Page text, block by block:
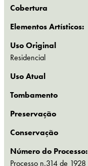
Cobertura
Elementos Artísticos:
Uso Original
Residencial
Uso Atual
Tombamento
Preservação
Conservação
Número do Processo:
Processo n.314 de 1928